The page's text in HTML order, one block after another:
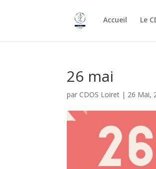
Accueil Le
26 mai
par CDOS Loiret | 26 Mai,